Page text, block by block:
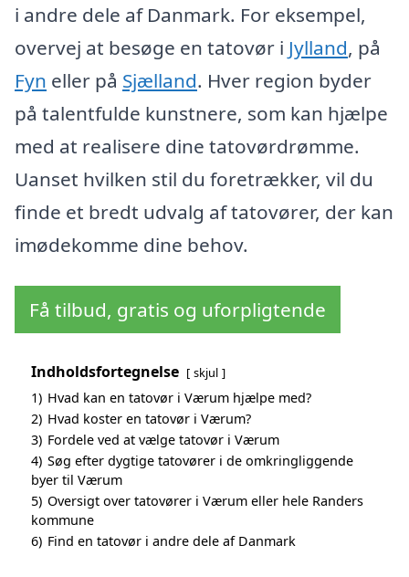
i andre dele af Danmark. For eksempel,
overvej at besøge en tatovør i Jylland, på
Fyn eller på Sjælland. Hver region byder
på talentfulde kunstnere, som kan hjælpe
med at realisere dine tatovørdrømme.
Uanset hvilken stil du foretrækker, vil du
finde et bredt udvalg af tatovører, der kan
imødekomme dine behov.
Få tilbud, gratis og uforpligtende
Indholdsfortegnelse skjul
1) Hvad kan en tatovør i Værum hjælpe med?
2) Hvad koster en tatovør i Værum?
3) Fordele ved at vælge tatovør i Værum
4) Søg efter dygtige tatovører i de omkringliggende
byer til Værum
5) Oversigt over tatovører i Værum eller hele Randers
kommune
6) Find en tatovør i andre dele af Danmark